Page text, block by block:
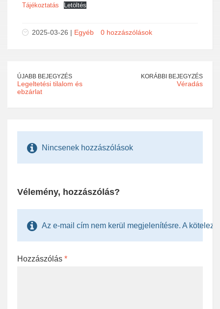
Tájékoztatás Letöltés
2025-03-26 | Egyéb 0 hozzászólások
ÚJABB BEJEGYZÉS
Legeltetési tilalom és
ebzárlat
KORÁBBI BEJEGYZÉS
Véradás
Nincsenek hozzászólások
Vélemény, hozzászólás?
Az e-mail cím nem kerül megjelenítésre. A
Hozzászólás *